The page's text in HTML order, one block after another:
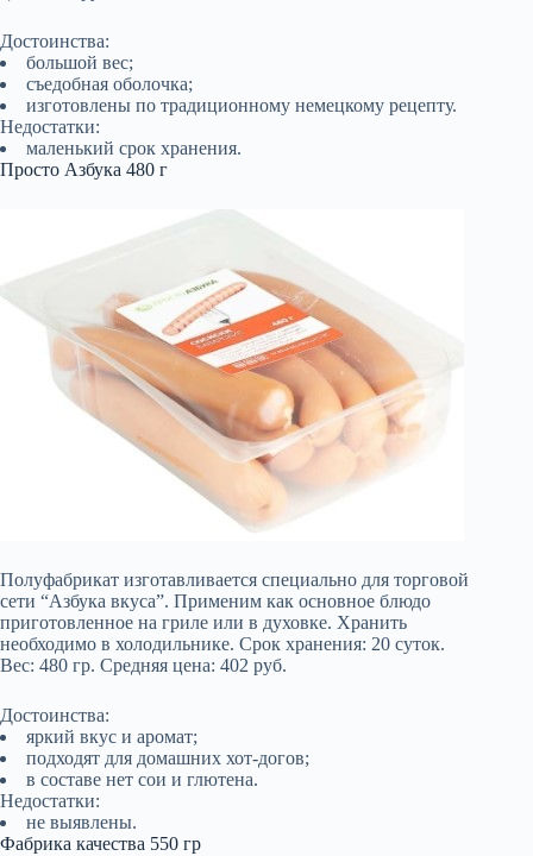
Достоинства:
большой вес;
съедобная оболочка;
изготовлены по традиционному немецкому рецепту.
Недостатки:
маленький срок хранения.
Просто Азбука 480 г
Полуфабрикат изготавливается специально для торговой
сети “Азбука вкуса”. Применим как основное блюдо
приготовленное на гриле или в духовке. Хранить
необходимо в холодильнике. Срок хранения: 20 суток.
Вес: 480 гр. Средняя цена: 402 руб.
Достоинства:
яркий вкус и аромат;
подходят для домашних хот-догов;
в составе нет сои и глютена.
Недостатки:
не выявлены.
Фабрика качества 550 гр